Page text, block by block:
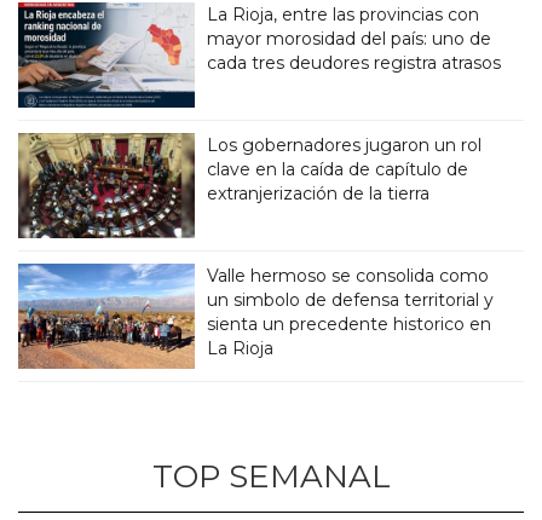
La Rioja, entre las provincias con
mayor morosidad del país: uno de
cada tres deudores registra atrasos
Los gobernadores jugaron un rol
clave en la caída de capítulo de
extranjerización de la tierra
Valle hermoso se consolida como
un simbolo de defensa territorial y
sienta un precedente historico en
La Rioja
TOP SEMANAL